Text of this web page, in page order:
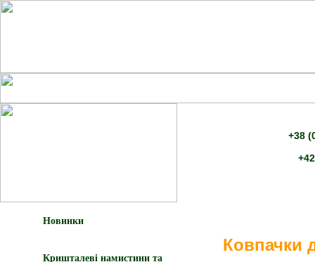
+38
Новинки
Кришталеві намистини та
Ковпачки